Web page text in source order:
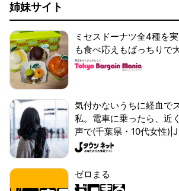
姉妹サイト
ミセスドーナツ全4種を
も食べ応えもばっちりで
気付かないうちに経血で
私。電車に乗ったら、近
声で(千葉県・10代女性
ゼロまる